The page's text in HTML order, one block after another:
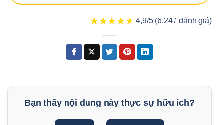
★★★★★
★★★★★ 4,9/5 (6.247 đánh giá)
Bạn thấy nội dung này thực sự hữu ích?